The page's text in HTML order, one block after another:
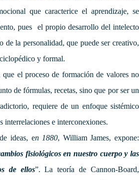
que caracterice el aprendizaje, se
pues el propio desarrollo del intelecto
de la personalidad, que puede ser creativo,
y formal.
que el proceso de formación de valores no
de fórmulas, recetas, sino que por ser un
requiere de un enfoque sistémico
interrelaciones e interconexiones.
ideas, en 1880, William James, expone:
fisiológicos en nuestro cuerpo y las
de ellos”. La teoría de Cannon-Board,